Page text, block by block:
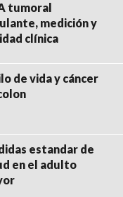
tumoral
medición y
clínica
de vida y cáncer
estandar de
en el adulto